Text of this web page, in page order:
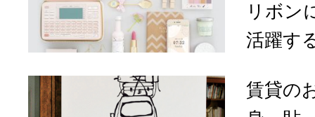
リボン
活躍す
賃貸の